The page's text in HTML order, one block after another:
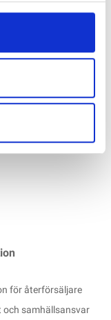
Till exempel
Den överför
NMEA2000-
för återförsäljare
och samhällsansvar